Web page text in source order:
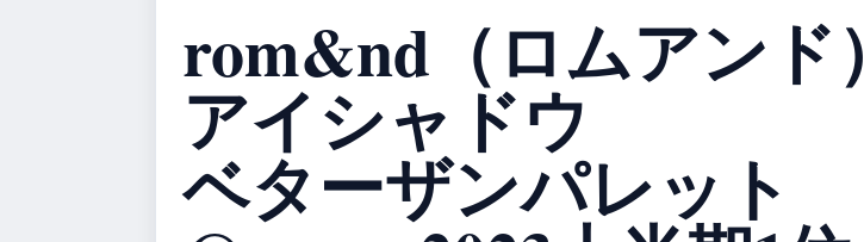
rom&nd（ロムアンド）
アイシャドウ
ベターザンパレット